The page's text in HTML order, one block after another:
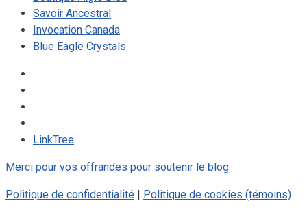
Savoir Ancestral
Invocation Canada
Blue Eagle Crystals
LinkTree
Merci pour vos offrandes pour soutenir le blog
Politique de confidentialité | Politique de cookies (témoins)